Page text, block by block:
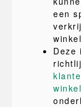
een
Deze